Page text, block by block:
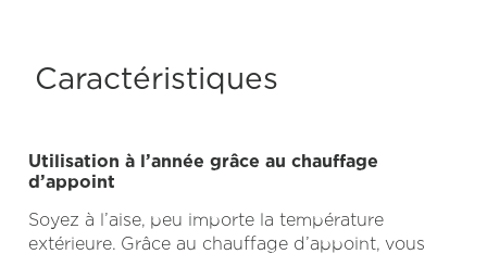
Caractéristiques
Utilisation à l’année grâce au chauffage
d’appoint
Soyez à l’aise, peu importe la température
extérieure. Grâce au chauffage d’appoint, vous